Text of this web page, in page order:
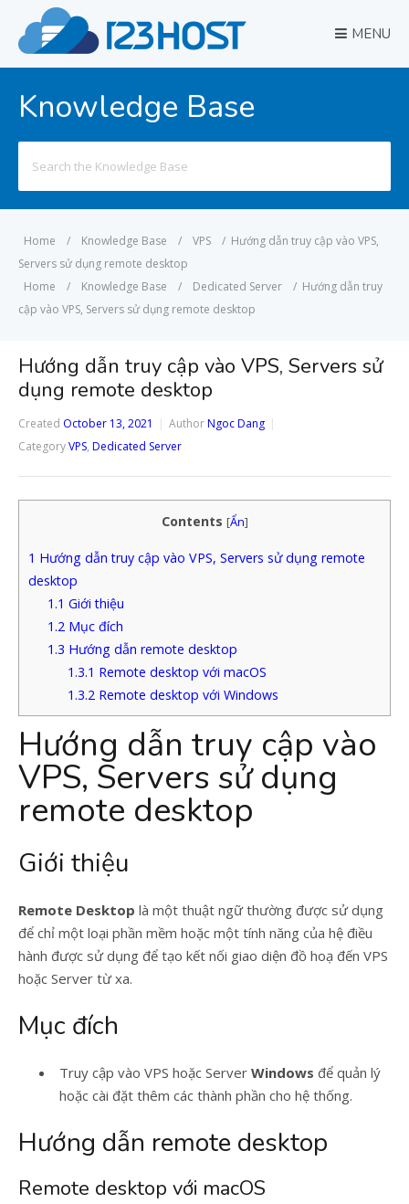
MENU
Knowledge Base
for:
Home / Knowledge Base / VPS / Hướng dẫn truy cập vào VPS,
Servers sử dụng remote desktop
Home
/ Knowledge Base / Dedicated Server / Hướng dẫn truy
cập vào VPS, Servers sử dụng remote desktop
Hướng dẫn truy cập vào VPS, Servers sử
dụng remote desktop
Created October 13, 2021 AuthorNgoc Dang
CategoryVPS, Dedicated Server
Contents [Ẩn]
1 Hướng dẫn truy cập vào VPS, Servers sử dụng remote
desktop
1.1 Giới thiệu
1.2 Mục đích
1.3 Hướng dẫn remote desktop
1.3.1 Remote desktop với macOS
1.3.2Remote desktop với Windows
Hướng dẫn truy cập vào
VPS, Servers sử dụng
remote desktop
Giới thiệu
Remote Desktop là một thuật ngữ thường được sử dụng
để chỉ một loại phần mềm hoặc một tính năng của hệ điều
hành được sử dụng để tạo kết nối giao diện đồ hoạ đến VPS
hoặc Server từ xa.
Mục đích
Truy cập vào VPS hoặc Server Windows để quản lý
hoặc cài đặt thêm các thành phần cho hệ thống.
Hướng dẫn remote desktop
Remote desktop với macOS